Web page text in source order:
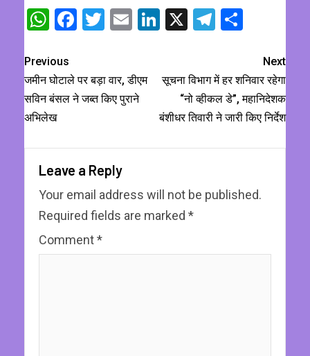
WhatsApp
Facebook
Twitter
EmailLinkedIn
X Telegram
Previous
जमीन घोटाले पर बड़ा वार, डीएम
सविन बंसल ने जब्त किए पुराने
अभिलेख
Next
सूचना विभाग में हर शनिवार रहेगा
“नो व्हीकल डे”, महानिदेशक
बंशीधर तिवारी ने जारी किए निर्देश
Leave a Reply
Your email address will not be published.
Required fields are marked *
Comment*